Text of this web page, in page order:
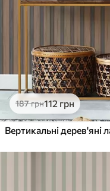
187грн112грн